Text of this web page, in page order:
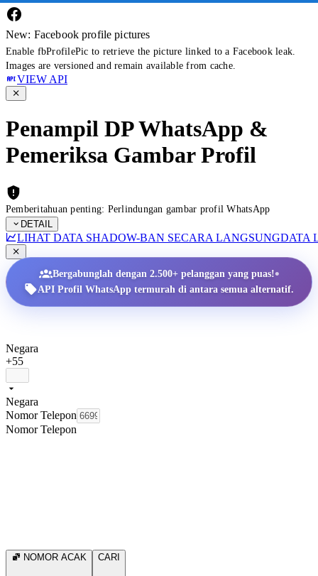
New: Facebook profile pictures
Enable fbProfilePic to retrieve the picture linked to a Facebook leak.
Images are versioned and remain available from cache.
VIEW API
Penampil DP WhatsApp &
Pemeriksa Gambar Profil
Pemberitahuan penting: Perlindungan gambar profil WhatsApp
DETAIL
LIHAT DATA SHADOW-BAN SECARA LANGSUNGDATA
Bergabunglah dengan 2.500+ pelanggan yang puas!•
API Profil WhatsApp termurah di antara semua alternatif.
Negara
+55
Negara
Nomor Telepon
Nomor Telepon
NOMOR ACAK CARI